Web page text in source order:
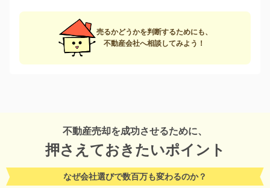
売るかどうかを判断するためにも、
不動産会社へ相談してみよう！
不動産売却を成功させるために、
押さえておきたいポイント
なぜ会社選びで数百万も変わるのか？